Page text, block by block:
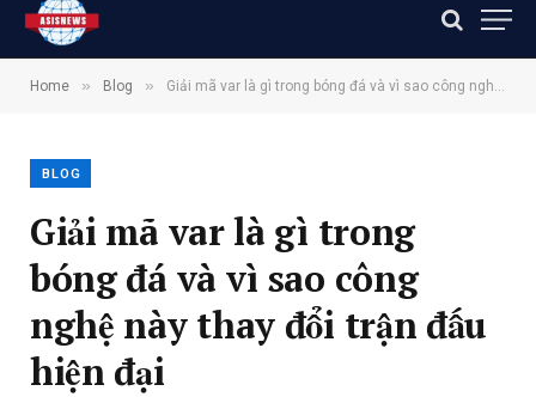
Home » Blog » Giải mã var là gì trong bóng đá và vì sao công nghệ này thay đổi trận đấu hiện đại
BLOG
Giải mã var là gì trong
bóng đá và vì sao công
nghệ này thay đổi trận đấu
hiện đại